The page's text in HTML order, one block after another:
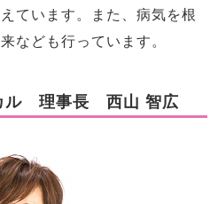
ています。また、病気を根
なども行っています。
ル 理事長 西山 智広